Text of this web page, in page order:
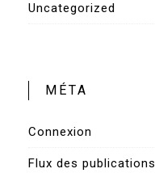
Uncategorized
MÉTA
Connexion
Flux des publications